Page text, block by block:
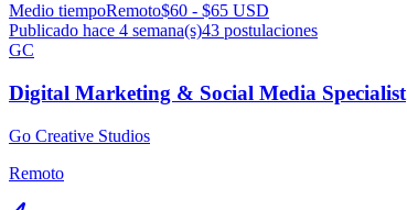
Medio tiempoRemoto$60 - $65 USD
Publicado hace 4 semana(s)43 postulaciones
GC
Digital Marketing & Social Media Specialist
Go Creative Studios
Remoto